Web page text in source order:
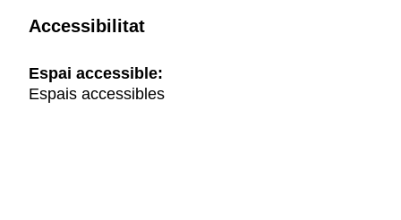
Accessibilitat
Espai accessible:
Espais accessibles